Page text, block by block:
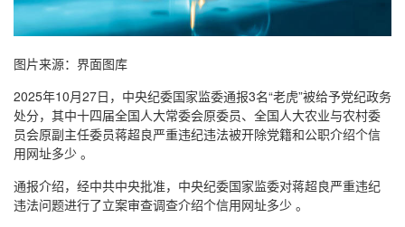
图片来源：界面图库
2025年10月27日，中央纪委国家监委通报3名“老虎”被给予党纪政务
处分，其中十四届全国人大常委会原委员、全国人大农业与农村委
员会原副主任委员蒋超良严重违纪违法被开除党籍和公职介绍个信
用网址多少 。
通报介绍，经中共中央批准，中央纪委国家监委对蒋超良严重违纪
违法问题进行了立案审查调查介绍个信用网址多少 。